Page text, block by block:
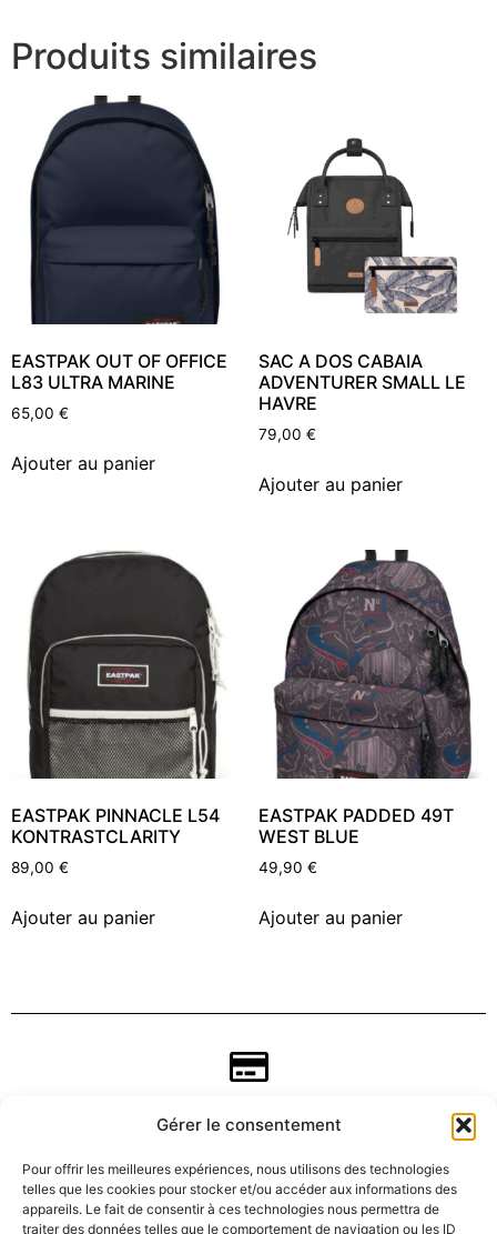
Gérer le consentement
Pour offrir les meilleures expériences, nous utilisons des technologies
telles que les cookies pour stocker et/ou accéder aux informations des
appareils. Le fait de consentir à ces technologies nous permettra de
traiter des données telles que le comportement de navigation ou les ID
Produits similaires
EASTPAK OUT OF OFFICE
L83 ULTRA MARINE
65,00 €
Ajouter au panier
SAC A DOS CABAIA
ADVENTURER SMALL LE
HAVRE
79,00 €
Ajouter au panier
EASTPAK PINNACLE L54
KONTRASTCLARITY
89,00 €
Ajouter au panier
EASTPAK PADDED 49T
WEST BLUE
49,90 €
Ajouter au panier